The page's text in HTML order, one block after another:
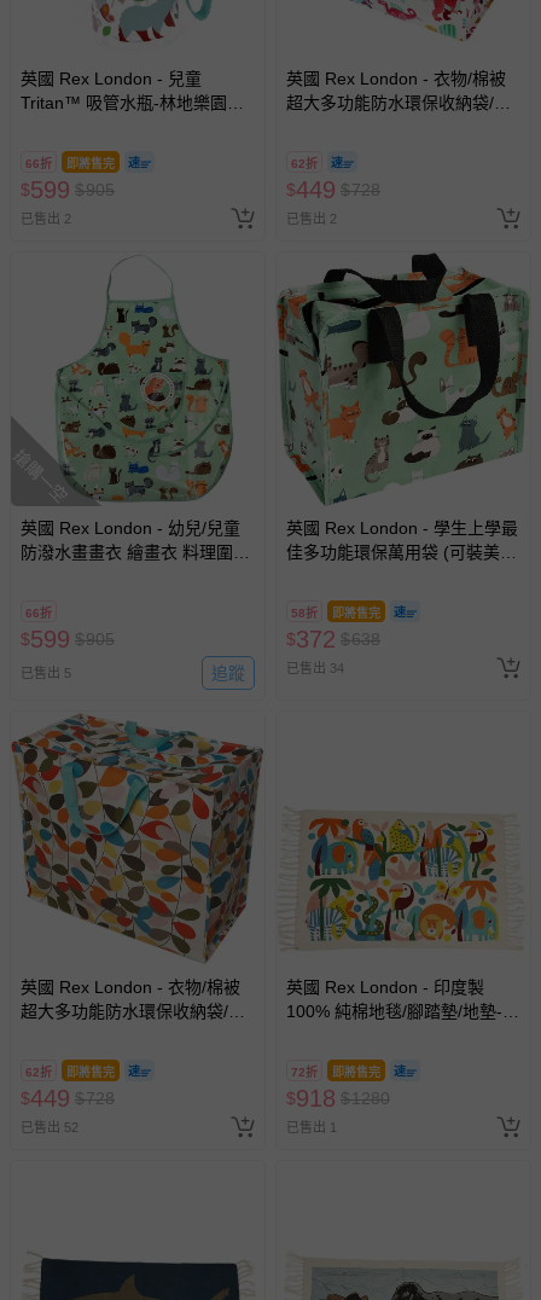
等）。
上服務，經消費者事先同意始提供（例如線上課程、遊
戲或活動點數等）。
-個人衛生用品（例如尿布、貼身衣物、泳裝、襪子、地
墊、寢具類等）。
-新生兒親膚衣物（嬰幼兒包巾與背巾、包屁衣、學習
-接觸性孕哺產品（奶嘴、奶瓶、擠乳器、哺乳衣、托腹
帶束縛衣、餐搖椅等）。
-其他原廠盒裝商品封口處已貼上「不可拆封」，或具警
示字句等說明貼紙、封條者。
國際航空、客運、訂房等服務。
相關的退換貨辦理流程，可詳見： 退換貨 & 退款問題
其他常見問題：
運送服務：目前提供的運送僅限台灣本島。如您位於離島地
亦保留出貨與否的權利。離島、偏遠地區、樓層親送等加價
費用，可能會另需加收。
商品實際的配達日期，可於訂單個人資料內的查詢訂單內，
如您收到商品，請依正常流程檢查是否完好，若商品遇瑕疵
情形，您可申請更換新品或退貨，請見：
若您對於會員帳號、商品訂購與資訊、購物流程、付款方
式、折價券與購物金的使用、退貨及商品運送方式等有疑
問，你可詳見：媽咪愛客服中心
。
預購商品：預購為海外同步代購，遇缺貨即會通知媽咪並協
助取消退款事宜。
商品如因「價格、組合」等錯誤原因，導致無法安排出貨，
會主動以簡訊及mail通知訂單取消事宜，並將提供適當補
償。
英國 Rex London - 兒童
Tritan™ 吸管水瓶-林地樂園
66折 即將售完
$599 $905
已售出 2
英國 Rex London - 衣物/棉被
超大多功能防水環保收納袋/萬
62折
$449 $728
已售出 2
搶購一空
英國 Rex London - 幼兒/兒童
防潑水畫畫衣 繪畫衣 料理圍裙
66折
$599 $905
已售出 5 追蹤
英國 Rex London - 學生上學最
佳多功能環保萬用袋 (可裝美術
各類物品)-萌貓樂園
58折 即將售完
$372 $638
已售出 34
英國 Rex London - 衣物/棉被
超大多功能防水環保收納袋/萬
62折 即將售完
$449 $728
已售出 52
英國 Rex London - 印度製
100% 純棉地毯/腳踏墊/地墊-森
72折 即將售完
$918 $1280
已售出 1